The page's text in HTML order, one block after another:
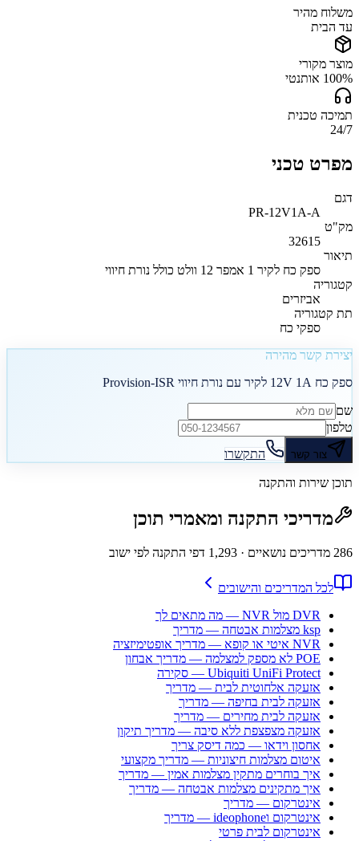
משלוח מהיר
עד הבית
מוצר מקורי
100% אותנטי
תמיכה טכנית
24/7
מפרט טכני
דגם
PR-12V1A-A
מק"ט
32615
תיאור
ספק כח לקיר 1 אמפר 12 וולט כולל נורת חיווי
קטגוריה
אביזרים
תת קטגוריה
ספקי כח
יצירת קשר מהירה
ספק כח 12V 1A לקיר עם נורת חיווי Provision-ISR
שם
טלפון
צור קשר התקשרו
תוכן שירות והתקנה
מדריכי התקנה ומאמרי תוכן
286 מדריכים נושאיים · 1,293 דפי התקנה לפי ישוב
לכל המדריכים והישובים
DVR מול NVR — מה מתאים לך
ksp מצלמות אבטחה — מדריך
NVR איטי או קופא — מדריך אופטימיזציה
POE לא מספק למצלמה — מדריך אבחון
Ubiquiti UniFi Protect — סקירה
אזעקה אלחוטית לבית — מדריך
אזעקה לבית בחיפה — מדריך
אזעקה לבית מחירים — מדריך
אזעקה מצפצפת ללא סיבה — מדריך תיקון
אחסון וידאו — כמה דיסק צריך
איטום מצלמות חיצוניות — מדריך מקצועי
איך בוחרים מתקין מצלמות אמין — מדריך
איך מתקינים מצלמות אבטחה — מדריך
אינטרקום — מדריך
אינטרקום וideophone — מדריך
אינטרקום לבית פרטי